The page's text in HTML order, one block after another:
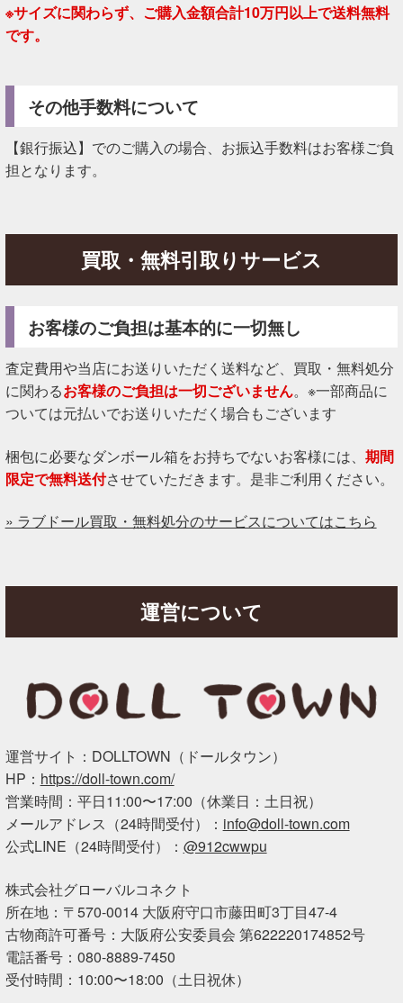
※サイズに関わらず、ご購入金額合計10万円以上で送料無料
です。
その他手数料について
【銀行振込】でのご購入の場合、お振込手数料はお客様ご負
担となります。
買取・無料引取りサービス
お客様のご負担は基本的に一切無し
査定費用や当店にお送りいただく送料など、買取・無料処分
に関わるお客様のご負担は一切ございません。※一部商品に
ついては元払いでお送りいただく場合もございます
梱包に必要なダンボール箱をお持ちでないお客様には、 期間
限定で無料送付させていただきます。是非ご利用ください。
» ラブドール買取・無料処分のサービスについてはこちら
運営について
運営サイト：DOLLTOWN（ドールタウン）
HP： https://doll-town.com/
営業時間：平日11:00〜17:00（休業日：土日祝）
メールアドレス（24時間受付）： info@doll-town.com
公式LINE（24時間受付）： @912cwwpu
株式会社グローバルコネクト
所在地：〒570-0014 大阪府守口市藤田町3丁目47-4
古物商許可番号：大阪府公安委員会 第622220174852号
電話番号：080-8889-7450
受付時間：10:00〜18:00（土日祝休）